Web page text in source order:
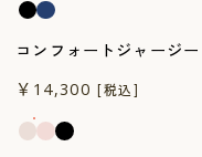
コンフォートジャージ
￥14,300 [税込]